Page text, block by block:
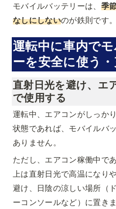
モバイルバッテリーは、 季
なしにしないのが鉄則です。
運転中に車内で
ーを安全に使う
直射日光を避け、エ
で使用する
運転中、エアコンがしっか
状態であれば、モバイルバ
ありません。
ただし、エアコン稼働中で
上は直射日光で高温になり
避け、日陰の涼しい場所（
ーコンソールなど）に置きま